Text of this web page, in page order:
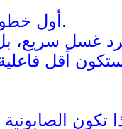
أول خطوة في أي روتين عناية ناجح هي التنظيف.
غسل سريع،
أقل